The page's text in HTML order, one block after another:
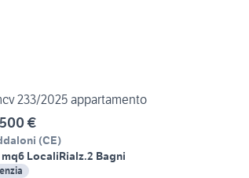
233/2025 appartamento
€
(CE)
6 LocaliRialz.2 Bagni